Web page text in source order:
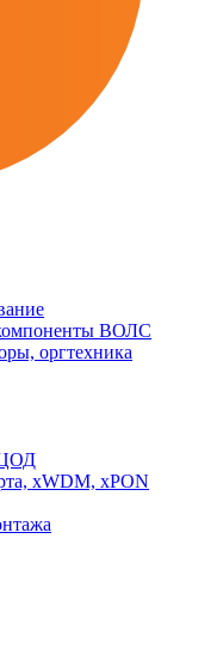
ВОЛС
оргтехника
ЦОД
xWDM, xPON